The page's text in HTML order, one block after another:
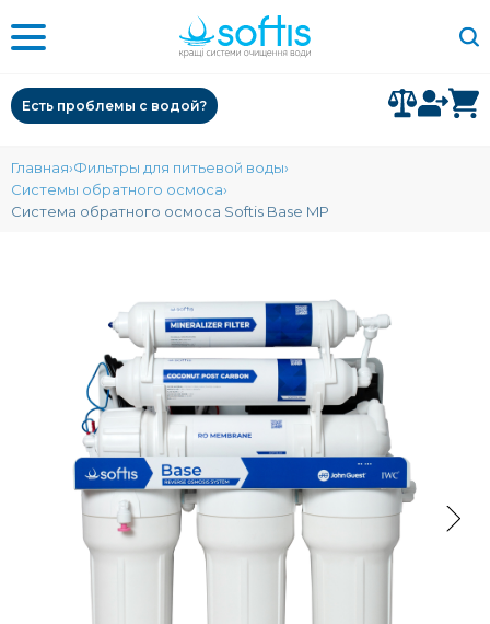
Есть проблемы с водой?
Главная Фильтры для питьевой воды
Системы обратного осмоса
Система обратного осмоса Softis Base MP